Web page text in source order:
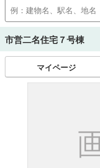
市営二名住宅７号棟
マイページ